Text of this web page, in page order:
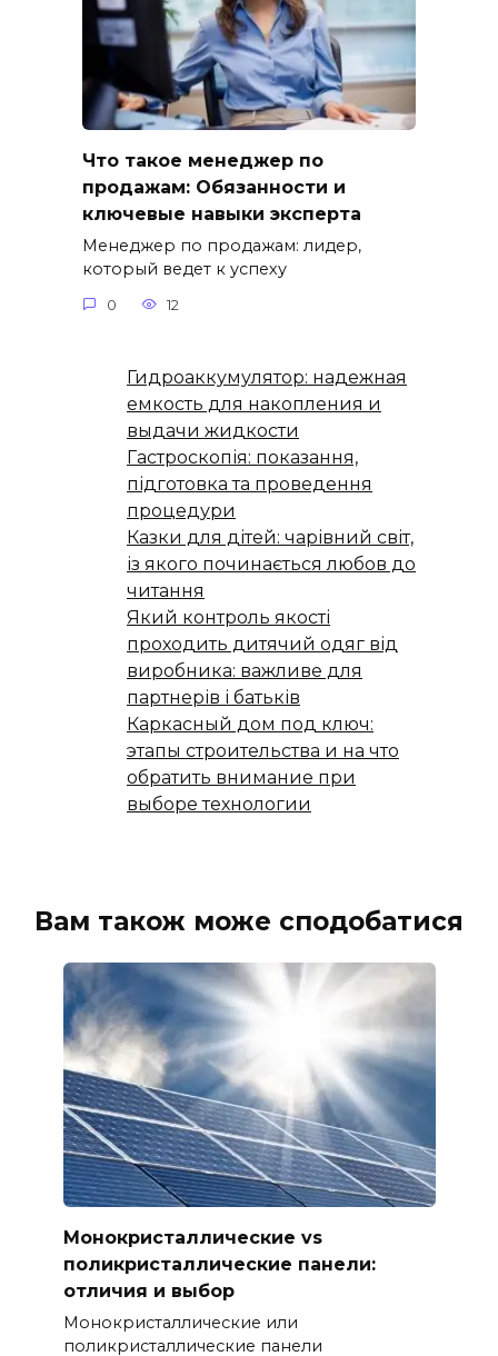
Что такое менеджер по
продажам: Обязанности и
ключевые навыки эксперта
Менеджер по продажам: лидер,
который ведет к успеху
0 12
Гидроаккумулятор: надежная
емкость для накопления и
выдачи жидкости
Гастроскопія: показання,
підготовка та проведення
процедури
Казки для дітей: чарівний світ,
із якого починається любов до
читання
Який контроль якості
проходить дитячий одяг від
виробника: важливе для
партнерів і батьків
Каркасный дом под ключ:
этапы строительства и на что
обратить внимание при
выборе технологии
Вам також може сподобатися
Монокристаллические vs
поликристаллические панели:
отличия и выбор
Монокристаллические или
поликристаллические панели